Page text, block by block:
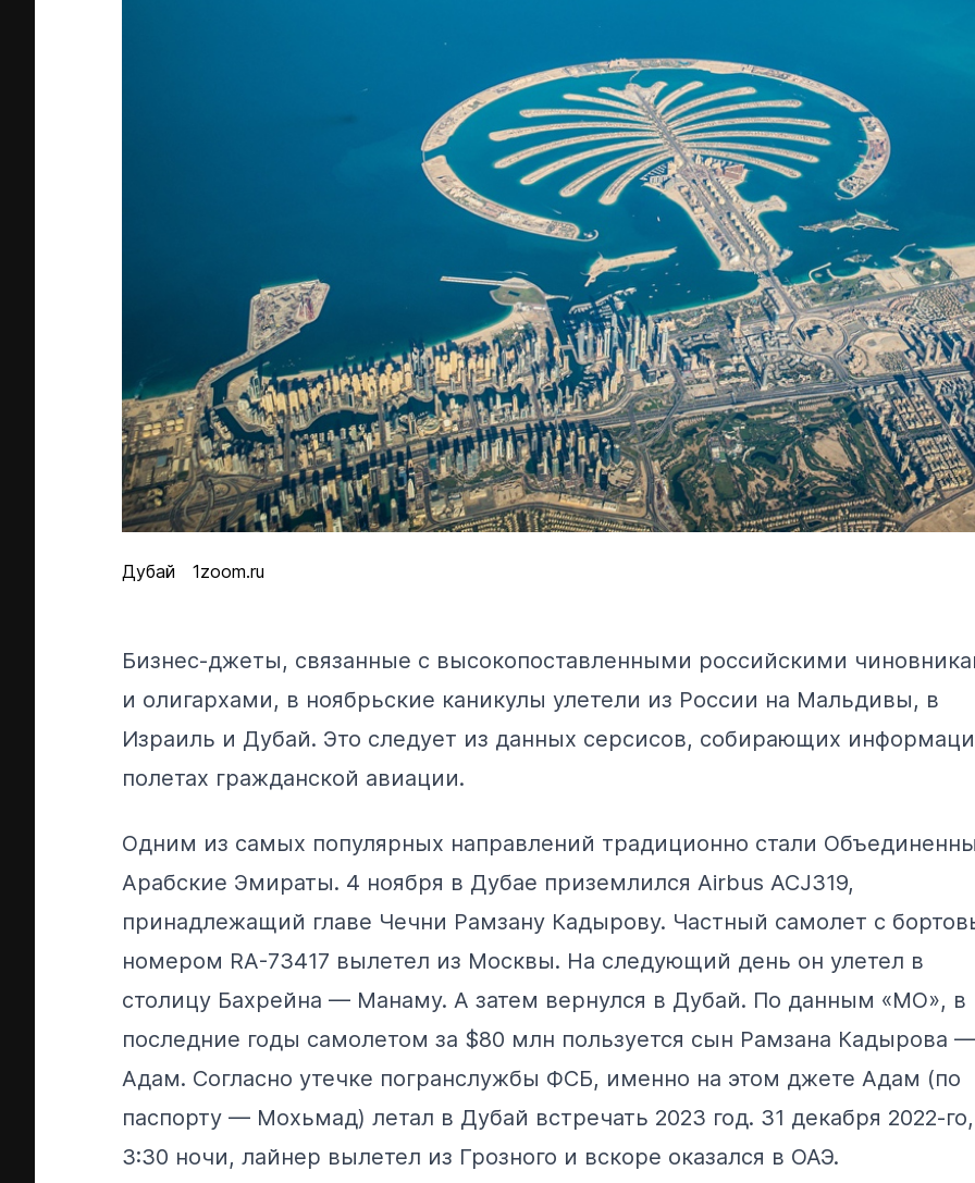
Дубай 1zoom.ru
Бизнес-джеты, связанные с высокопоставленными российскими
и олигархами, в ноябрьские каникулы улетели из России на Мальдивы, в
Израиль и Дубай. Это следует из данных серсисов, собирающих
полетах гражданской авиации.
Одним из самых популярных направлений традиционно стали
Арабские Эмираты. 4 ноября в Дубае приземлился Airbus ACJ319,
принадлежащий главе Чечни Рамзану Кадырову. Частный самолет с
номером RA-73417 вылетел из Москвы. На следующий день он улетел в
столицу Бахрейна — Манаму. А затем вернулся в Дубай. По данным «МО», в
последние годы самолетом за $80 млн пользуется сын Рамзана Кадырова —
Адам. Согласно утечке погранслужбы ФСБ, именно на этом джете Адам (по
паспорту — Мохьмад) летал в Дубай встречать 2023 год. 31 декабря 2022-
3:30 ночи, лайнер вылетел из Грозного и вскоре оказался в ОАЭ.